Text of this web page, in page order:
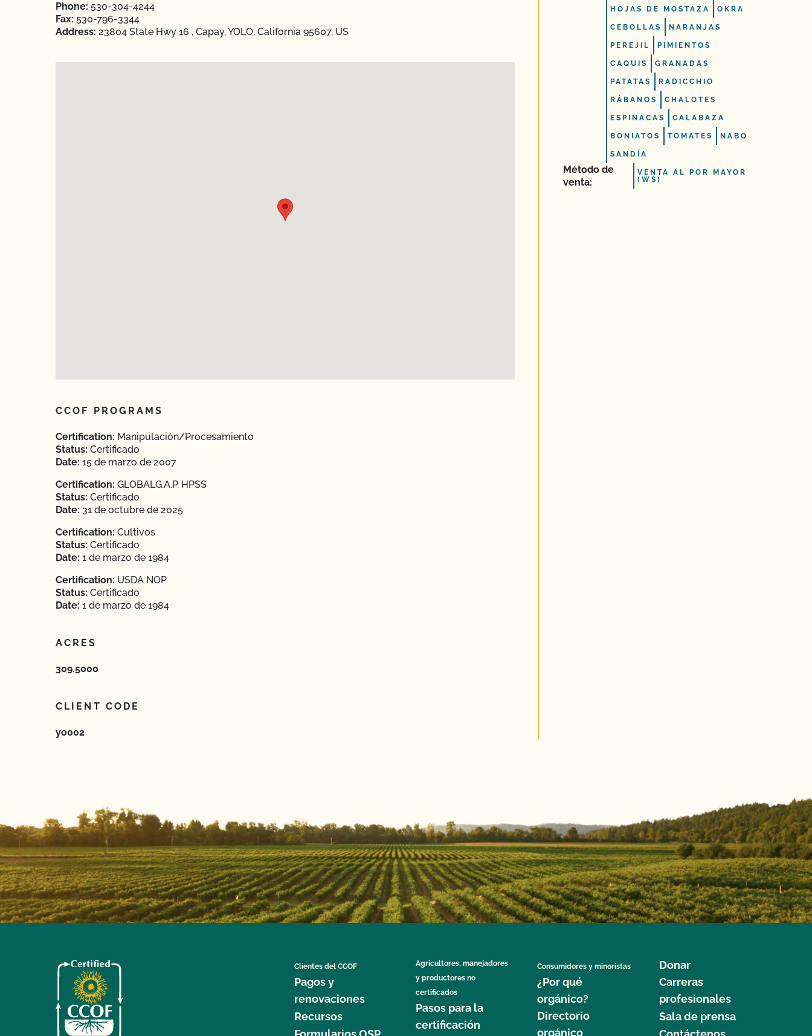
Phone: 530-304-4244
Fax: 530-796-3344
Address: 23804 State Hwy 16 , Capay, YOLO, California 95607, US
CCOF PROGRAMS
Certification: Manipulación/Procesamiento
Status: Certificado
Date: 15 de marzo de 2007
Certification: GLOBALG.A.P. HPSS
Status: Certificado
Date: 31 de octubre de 2025
Certification: Cultivos
Status: Certificado
Date: 1 de marzo de 1984
Certification: USDA NOP
Status: Certificado
Date: 1 de marzo de 1984
ACRES
309.5000
CLIENT CODE
yo002
HOJAS DE MOSTAZA OKRA
CEBOLLAS NARANJAS
PEREJIL PIMIENTOS
CAQUIS GRANADAS
PATATAS RADICCHIO
RÁBANOS CHALOTES
ESPINACAS CALABAZA
BONIATOS TOMATES NABO
SANDÍA
Método de
venta:
VENTA AL POR MAYOR
(WS)
Clientes del CCOF
Pagos y
renovaciones
Recursos
Agricultores, manejadores
y productores no
certificados
Pasos para la
certificación
Consumidores y minoristas
¿Por qué
orgánico?
Directorio
orgánico
Donar
Carreras
profesionales
Sala de prensa